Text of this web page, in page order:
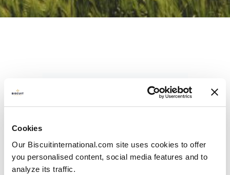
Cookies
Our Biscuitinternational.com site uses cookies to offer
you personalised content, social media features and to
analyze its traffic.